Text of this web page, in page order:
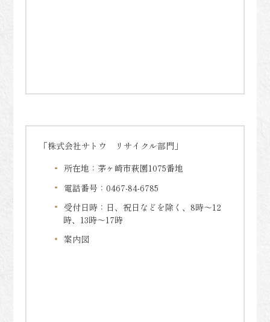
「株式会社サトウ リサイクル部門」
所在地：茅ヶ崎市萩園1075番地
電話番号：0467-84-6785
受付日時：日、祝日などを除く、8時～12
時、13時～17時
案内図